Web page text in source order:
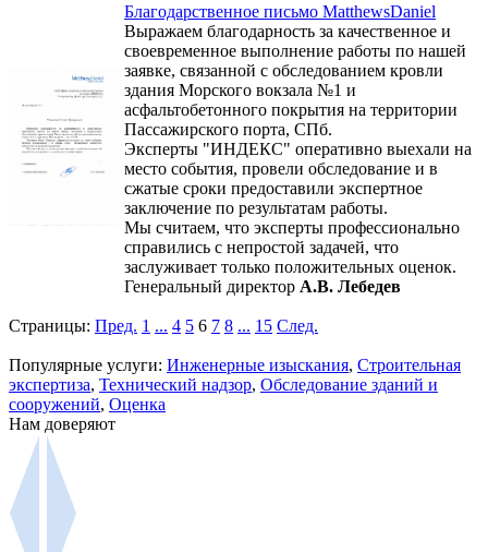
Благодарственное письмо MatthewsDaniel
Выражаем благодарность за качественное и
своевременное выполнение работы по нашей
заявке, связанной с обследованием кровли
здания Морского вокзала №1 и
асфальтобетонного покрытия на территории
Пассажирского порта, СПб.
Эксперты "ИНДЕКС" оперативно выехали на
место события, провели обследование и в
сжатые сроки предоставили экспертное
заключение по результатам работы.
Мы считаем, что эксперты профессионально
справились с непростой задачей, что
заслуживает только положительных оценок.
Генеральный директор А.В. Лебедев
Страницы: Пред. 1 ... 4 5 6 7 8 ... 15 След.
Популярные услуги: Инженерные изыскания, Строительная
экспертиза, Технический надзор, Обследование зданий и
сооружений, Оценка
Нам доверяют